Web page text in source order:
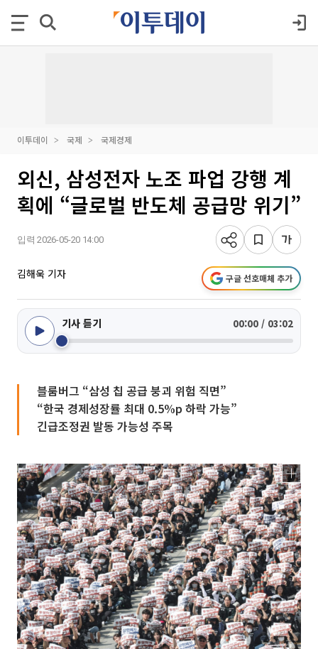
이투데이 국제 국제경제
외신, 삼성전자 노조 파업 강행 계
획에 “글로벌 반도체 공급망 위기”
입력 2026-05-20 14:00
김해욱 기자 구글 선호매체 추가
기사 듣기 00:00 / 03:02
블룸버그 “삼성 칩 공급 붕괴 위험 직면”
“한국 경제성장률 최대 0.5%p 하락 가능”
긴급조정권 발동 가능성 주목